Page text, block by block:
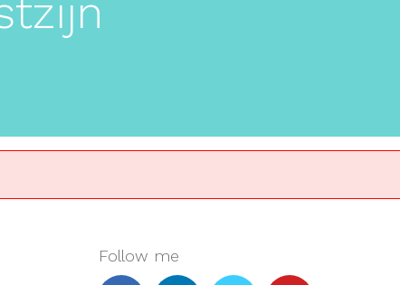
Follow me